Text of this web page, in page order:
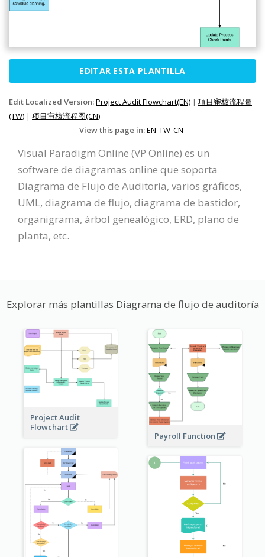
EDITAR ESTA PLANTILLA
Edit Localized Version:Project Audit Flowchart(EN) | 項目審核流程圖
(TW) | 项目审核流程图(CN)
View this page in:EN TW CN
Visual Paradigm Online (VP Online) es un
software de diagramas online que soporta
Diagrama de Flujo de Auditoría, varios gráficos,
UML, diagrama de flujo, diagrama de bastidor,
organigrama, árbol genealógico, ERD, plano de
planta, etc.
Explorar más plantillas Diagrama de flujo de auditoría
Project Audit
Flowchart
Payroll Function